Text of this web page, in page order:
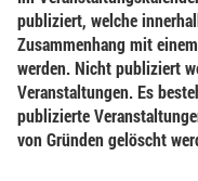
publiziert, welche
Zusammenhang mit
werden. Nicht publiziert
Veranstaltungen. Es
publizierte
von Gründen gelöscht